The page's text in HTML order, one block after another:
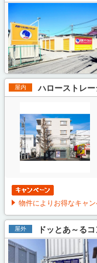
屋内 ハローストレー
物件によりお得なキャ
屋外 ドッとあ～る